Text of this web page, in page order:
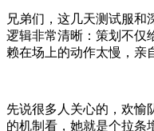
兄弟们，这几天测试服和
逻辑非常清晰：策划不仅
赖在场上的动作太慢，亲
先说很多人关心的，欢愉
的机制看，她就是个拉条